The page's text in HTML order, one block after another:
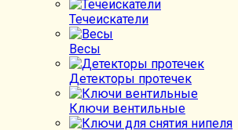
Течеискатели
Весы
Детекторы протечек
Ключи вентильные